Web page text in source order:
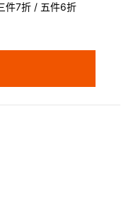
件7折 / 五件6折
熱程度高達260℃。